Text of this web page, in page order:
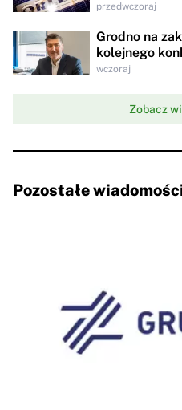
przedwczoraj
Grodno na
kolejnego
wczoraj
Zobacz
Pozostałe